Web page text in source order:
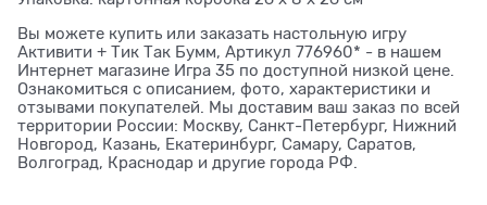
Вы можете купить или заказать настольную игру
Активити + Тик Так Бумм, Артикул 776960* - в нашем
Интернет магазине Игра 35 по доступной низкой цене.
Ознакомиться с описанием, фото, характеристики и
отзывами покупателей. Мы доставим ваш заказ по всей
территории России: Москву, Санкт-Петербург, Нижний
Новгород, Казань, Екатеринбург, Самару, Саратов,
Волгоград, Краснодар и другие города РФ.